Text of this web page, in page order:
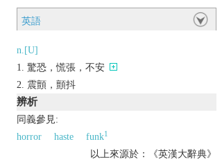
英語
n.[U]
驚恐，慌張，不安
震顫，顫抖
辨析
同義參見:
horror
haste funk1
以上來源於：《英漢大辭典》